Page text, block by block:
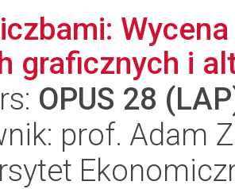
graficznych i
OPUS 28
prof. Adam